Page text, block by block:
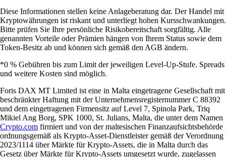
Diese Informationen stellen keine Anlageberatung dar. Der Handel mit
Kryptowährungen ist riskant und unterliegt hohen Kursschwankungen.
Bitte prüfen Sie Ihre persönliche Risikobereitschaft sorgfältig. Alle
genannten Vorteile oder Prämien hängen von Ihrem Status sowie dem
Token-Besitz ab und können sich gemäß den AGB ändern.
*0 % Gebühren bis zum Limit der jeweiligen Level-Up-Stufe. Spreads
und weitere Kosten sind möglich.
Foris DAX MT Limited ist eine in Malta eingetragene Gesellschaft mit
beschränkter Haftung mit der Unternehmensregisternummer C 88392
und dem eingetragenen Firmensitz auf Level 7, Spinola Park, Triq
Mikiel Ang Borg, SPK 1000, St. Julians, Malta, die unter dem Namen
Crypto.com firmiert und von der maltesischen Finanzaufsichtsbehörde
ordnungsgemäß als Krypto-Asset-Dienstleister gemäß der Verordnung
2023/1114 über Märkte für Krypto-Assets, die in Malta durch das
Gesetz über Märkte für Krypto-Assets umgesetzt wurde, zugelassen